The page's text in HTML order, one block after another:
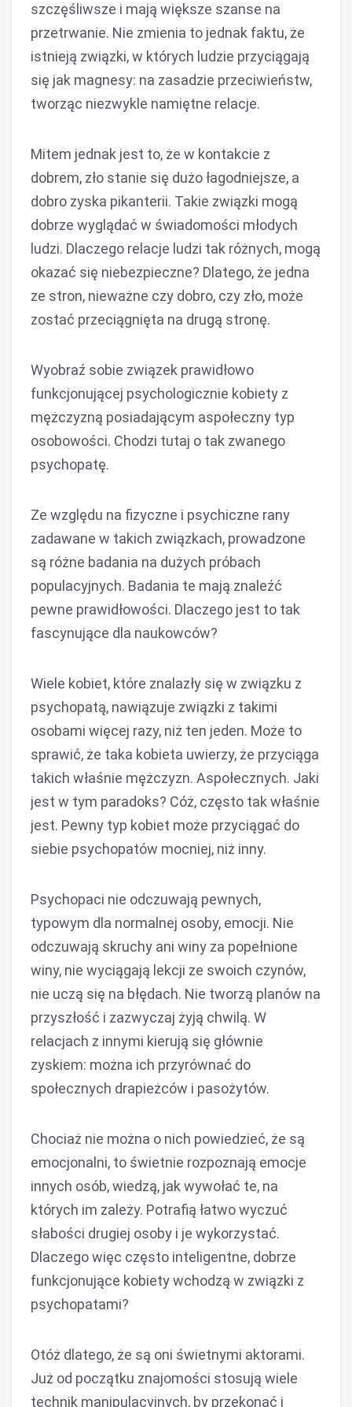
szczęśliwsze i mają większe szanse na
przetrwanie. Nie zmienia to jednak faktu, że
istnieją związki, w których ludzie przyciągają
się jak magnesy: na zasadzie przeciwieństw,
tworząc niezwykle namiętne relacje.
Mitem jednak jest to, że w kontakcie z
dobrem, zło stanie się dużo łagodniejsze, a
dobro zyska pikanterii. Takie związki mogą
dobrze wyglądać w świadomości młodych
ludzi. Dlaczego relacje ludzi tak różnych, mogą
okazać się niebezpieczne? Dlatego, że jedna
ze stron, nieważne czy dobro, czy zło, może
zostać przeciągnięta na drugą stronę.
Wyobraź sobie związek prawidłowo
funkcjonującej psychologicznie kobiety z
mężczyzną posiadającym aspołeczny typ
osobowości. Chodzi tutaj o tak zwanego
psychopatę.
Ze względu na fizyczne i psychiczne rany
zadawane w takich związkach, prowadzone
są różne badania na dużych próbach
populacyjnych. Badania te mają znaleźć
pewne prawidłowości. Dlaczego jest to tak
fascynujące dla naukowców?
Wiele kobiet, które znalazły się w związku z
psychopatą, nawiązuje związki z takimi
osobami więcej razy, niż ten jeden. Może to
sprawić, że taka kobieta uwierzy, że przyciąga
takich właśnie mężczyzn. Aspołecznych. Jaki
jest w tym paradoks? Cóż, często tak właśnie
jest. Pewny typ kobiet może przyciągać do
siebie psychopatów mocniej, niż inny.
Psychopaci nie odczuwają pewnych,
typowym dla normalnej osoby, emocji. Nie
odczuwają skruchy ani winy za popełnione
winy, nie wyciągają lekcji ze swoich czynów,
nie uczą się na błędach. Nie tworzą planów na
przyszłość i zazwyczaj żyją chwilą. W
relacjach z innymi kierują się głównie
zyskiem: można ich przyrównać do
społecznych drapieżców i pasożytów.
Chociaż nie można o nich powiedzieć, że są
emocjonalni, to świetnie rozpoznają emocje
innych osób, wiedzą, jak wywołać te, na
których im zależy. Potrafią łatwo wyczuć
słabości drugiej osoby i je wykorzystać.
Dlaczego więc często inteligentne, dobrze
funkcjonujące kobiety wchodzą w związki z
psychopatami?
Otóż dlatego, że są oni świetnymi aktorami.
Już od początku znajomości stosują wiele
technik manipulacyjnych, by przekonać i